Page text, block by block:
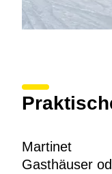
Martinet
Gasthäuser